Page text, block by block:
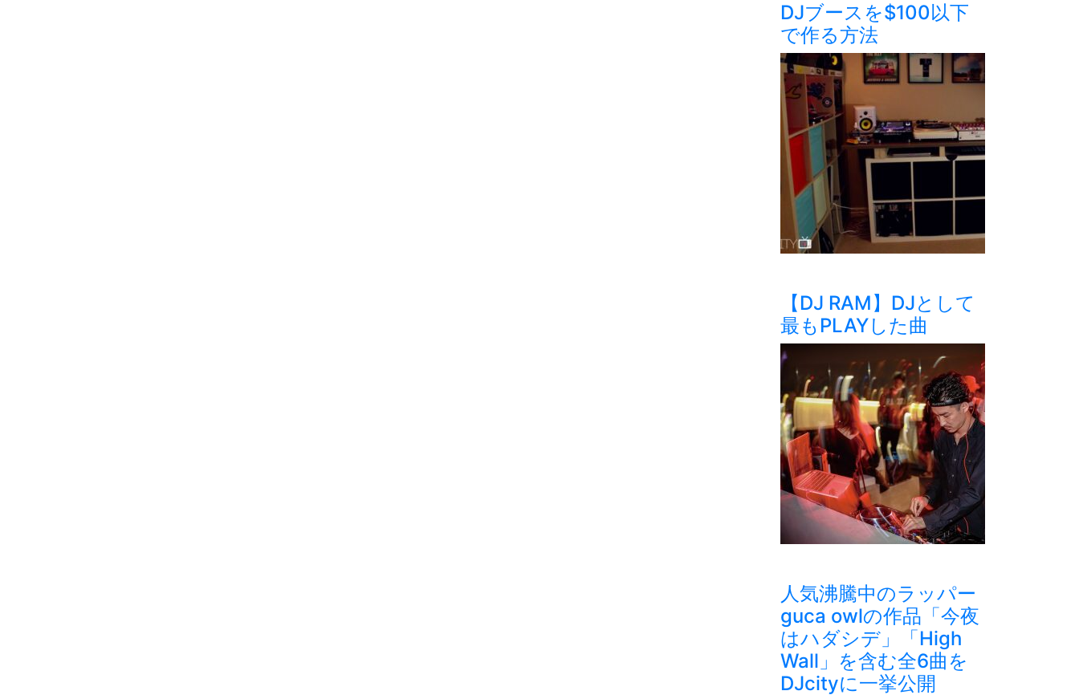
DJブースを$100以下
で作る方法
【DJ RAM】DJとして
最もPLAYした曲
人気沸騰中のラッパー
guca owlの作品「今夜
はハダシデ」「High
Wall」を含む全6曲を
DJcityに一挙公開